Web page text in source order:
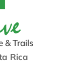
& Trails
Rica